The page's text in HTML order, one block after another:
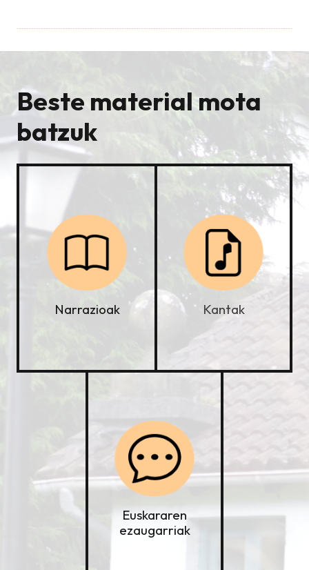
Beste material mota
batzuk
Narrazioak Kantak
Euskararen
ezaugarriak